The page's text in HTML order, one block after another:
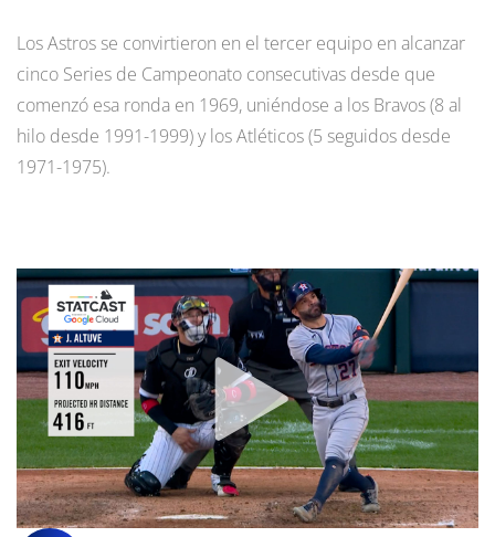
Los Astros se convirtieron en el tercer equipo en alcanzar
cinco Series de Campeonato consecutivas desde que
comenzó esa ronda en 1969, uniéndose a los Bravos (8 al
hilo desde 1991-1999) y los Atléticos (5 seguidos desde
1971-1975).